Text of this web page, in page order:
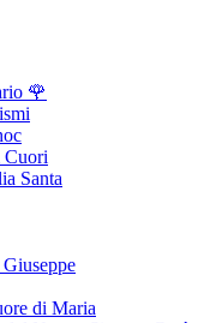
🌹
Cuori
Santa
di Maria